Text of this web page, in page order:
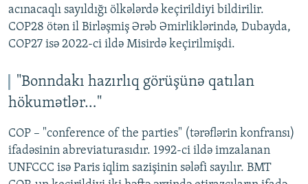
acınacaqlı sayıldığı ölkələrdə keçirildiyi bildirilir.
COP28 ötən il Birləşmiş Ərəb Əmirliklərində, Dubayda,
COP27 isə 2022-ci ildə Misirdə keçirilmişdi.
"Bonndakı hazırlıq görüşünə qatılan
hökumətlər…"
COP – "conference of the parties" (tərəflərin konfransı)
ifadəsinin abreviaturasıdır. 1992-ci ildə imzalanan
UNFCCC isə Paris iqlim sazişinin sələfi sayılır. BMT